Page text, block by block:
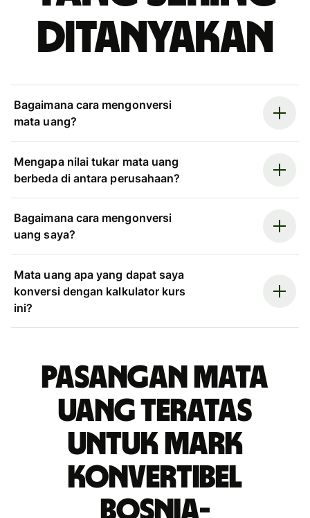
ditanyakan
Bagaimana cara mengonversi
mata uang?
Mengapa nilai tukar mata uang
berbeda di antara perusahaan?
Bagaimana cara mengonversi
uang saya?
Mata uang apa yang dapat saya
konversi dengan kalkulator kurs
ini?
Pasangan mata
uang teratas
untuk mark
konvertibel
Bosnia-